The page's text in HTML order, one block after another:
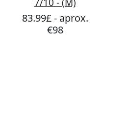
83.99£ - aprox.
€98